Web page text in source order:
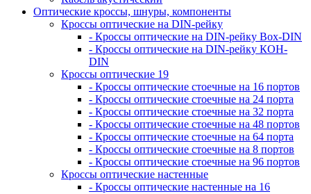
Оптические кроссы, шнуры, компоненты
Кроссы оптические на DIN-рейку
- Кроссы оптические на DIN-рейку Box-DIN
- Кроссы оптические на DIN-рейку КОН-
DIN
Кроссы оптические 19
- Кроссы оптические стоечные на 16 портов
- Кроссы оптические стоечные на 24 порта
- Кроссы оптические стоечные на 32 порта
- Кроссы оптические стоечные на 48 портов
- Кроссы оптические стоечные на 64 порта
- Кроссы оптические стоечные на 8 портов
- Кроссы оптические стоечные на 96 портов
Кроссы оптические настенные
- Кроссы оптические настенные на 16